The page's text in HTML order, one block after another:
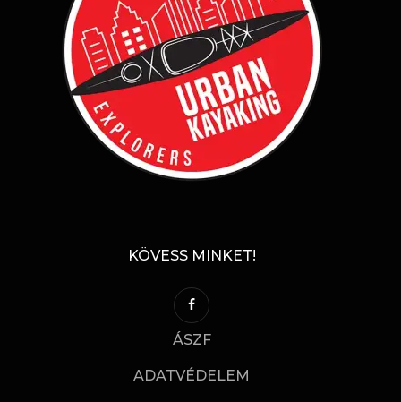
KÖVESS MINKET!
ÁSZF
ADATVÉDELEM